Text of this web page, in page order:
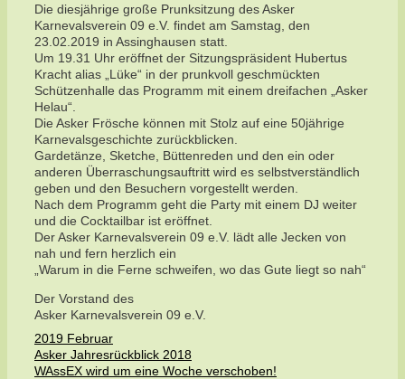
Die diesjährige große Prunksitzung des Asker
Karnevalsverein 09 e.V. findet am Samstag, den
23.02.2019 in Assinghausen statt.
Um 19.31 Uhr eröffnet der Sitzungspräsident Hubertus
Kracht alias „Lüke“ in der prunkvoll geschmückten
Schützenhalle das Programm mit einem dreifachen „Asker
Helau“.
Die Asker Frösche können mit Stolz auf eine 50jährige
Karnevalsgeschichte zurückblicken.
Gardetänze, Sketche, Büttenreden und den ein oder
anderen Überraschungsauftritt wird es selbstverständlich
geben und den Besuchern vorgestellt werden.
Nach dem Programm geht die Party mit einem DJ weiter
und die Cocktailbar ist eröffnet.
Der Asker Karnevalsverein 09 e.V. lädt alle Jecken von
nah und fern herzlich ein
„Warum in die Ferne schweifen, wo das Gute liegt so nah“
Der Vorstand des
Asker Karnevalsverein 09 e.V.
Kategorien
2019 Februar
Asker Jahresrückblick 2018
WAssEX wird um eine Woche verschoben!